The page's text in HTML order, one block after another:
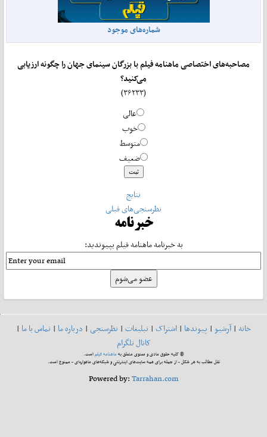
شماره‌های موجود
مصاحبه‌های اختصاصی ماهنامه فیلم با بزرگان سینمای جهان را چگونه ارزیابی
می‌کنید؟
عالی
خوب
متوسط
ضعیف
نتایج
نظرسنجی‌های قبلی
خبرنامه
به خبرنامه ماهنامه فیلم بپیوندید:
خانه|آرشیو| پیوندها| اشتراک| تبلیغات| نظرسنجی| درباره ما| تماس با ما|
کانال تلگرام
© کلیه حقوق مادی و معنوی متعلق بهماهنامه فیلماست.
نقل مطالب به هر شکل - از جمله برای همه سایت‌های اینترنتی و شبکه‌های ماهواره‌ای - ممنوع است.
Powered by:Tarrahan.com